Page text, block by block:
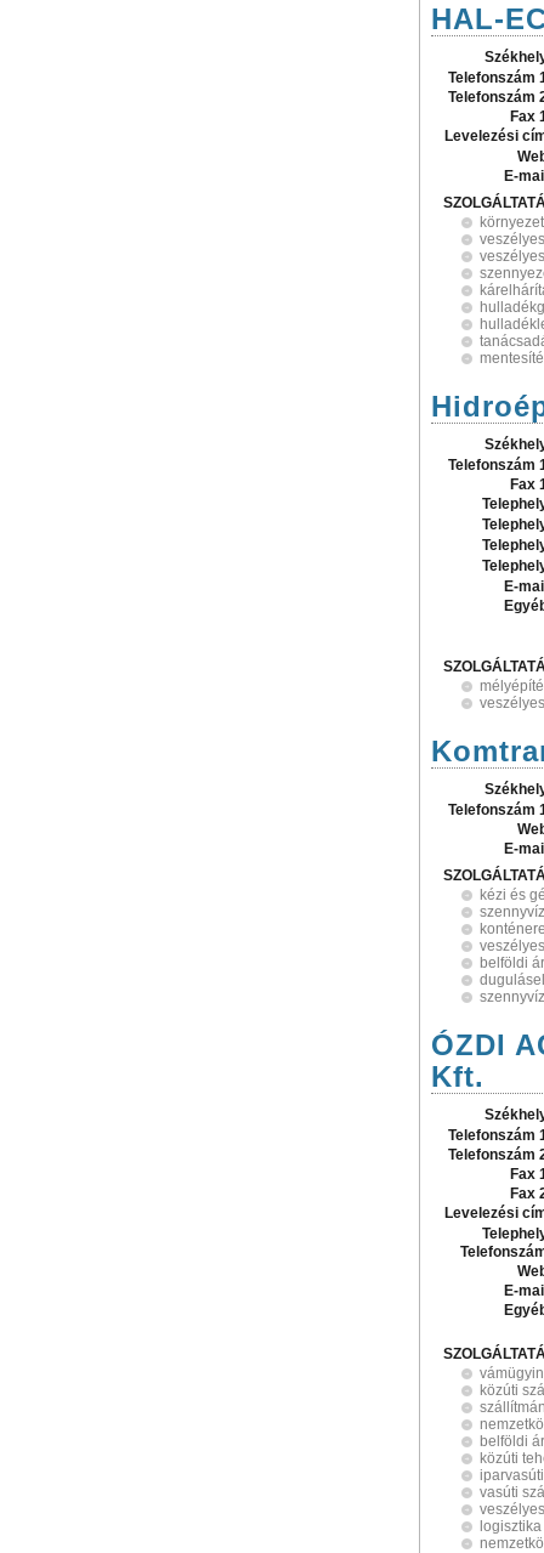
HAL-
Telefonszám
Telefonszám
Fax
Levelezési
E-
Telefonszám
Fax
E-
Telefonszám
E-
kézi és
belföldi
ÓZDI
Kft.
Telefonszám
Telefonszám
Fax
Fax
Levelezési
E-
közúti
belföldi
közúti
vasúti
logisztika